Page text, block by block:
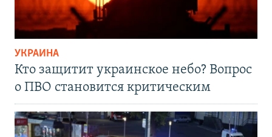
УКРАИНА
Кто защитит украинское небо? Вопрос
о ПВО становится критическим